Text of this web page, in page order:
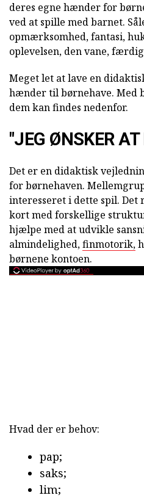
deres egne hænder for
ved at spille med barnet.
opmærksomhed, fantasi,
oplevelsen, den vane,
Meget let at lave en
hænder til børnehave. Med
dem kan findes nedenfor.
"JEG ØNSKER
Det er en didaktisk
for børnehaven.
interesseret i dette spil.
kort med forskellige
hjælpe med at udvikle
almindelighed,finmotorik,
børnene kontoen.
Hvad der er behov:
pap;
saks;
lim;